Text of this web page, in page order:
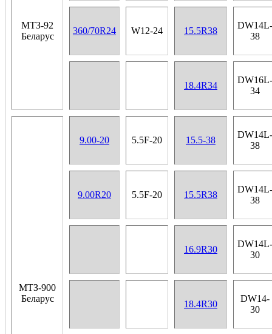
МТЗ-92
Беларус
360/70R24 W12-24 15.5R38
DW14L-
38
18.4R34
DW16L-
34
МТЗ-900
Беларус
9.00-20 5.5F-20 15.5-38
DW14L-
38
9.00R20 5.5F-20 15.5R38
DW14L-
38
16.9R30
DW14L-
30
18.4R30
DW14-
30